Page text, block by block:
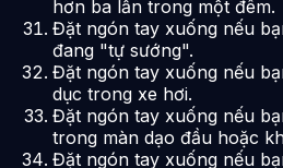
hơn ba lần trong một đêm.
Đặt ngón tay xuống nếu
đang "tự sướng".
Đặt ngón tay xuống nếu
dục trong xe hơi.
Đặt ngón tay xuống nếu
trong màn dạo đầu hoặc
Đặt ngón tay xuống nếu